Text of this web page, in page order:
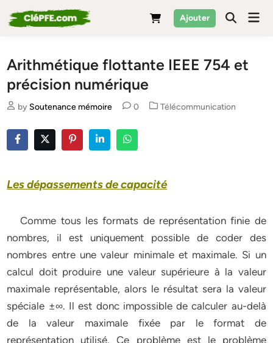
to
Ajouter
Arithmétique flottante IEEE 754 et
précision numérique
by Soutenance mémoire 0
Posted
Télécommunication
Les dépassements de capacité
Comme tous les formats de représentation finie de
nombres, il est uniquement possible de coder des
nombres entre une valeur minimale et maximale. Si un
calcul doit produire une valeur supérieure à la valeur
maximale représentable, alors le résultat sera la valeur
spéciale ±∞. Il est donc impossible de calculer au-delà
de la valeur maximale fixée par le format de
représentation utilisé. Ce problème est le problème